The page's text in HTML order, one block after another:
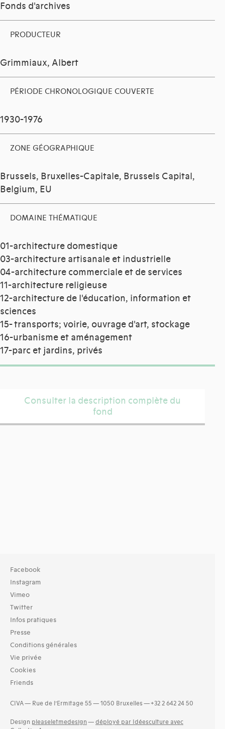
Fonds d'archives
PRODUCTEUR
Grimmiaux, Albert
PÉRIODE CHRONOLOGIQUE COUVERTE
1930-1976
ZONE GÉOGRAPHIQUE
Brussels, Bruxelles-Capitale, Brussels Capital,
Belgium, EU
DOMAINE THÉMATIQUE
01-architecture domestique
03-architecture artisanale et industrielle
04-architecture commerciale et de services
11-architecture religieuse
12-architecture de l'éducation, information et
sciences
15- transports; voirie, ouvrage d'art, stockage
16-urbanisme et aménagement
17-parc et jardins, privés
Consulter la description complète du
fond
Facebook
Instagram
Vimeo
Twitter
Infos pratiques
Presse
Conditions générales
Vie privée
Cookies
Friends
CIVA — Rue de l’Ermitage 55 — 1050 Bruxelles — +32 2 642 24 50
Design pleaseletmedesign — déployé par Idéesculture avec